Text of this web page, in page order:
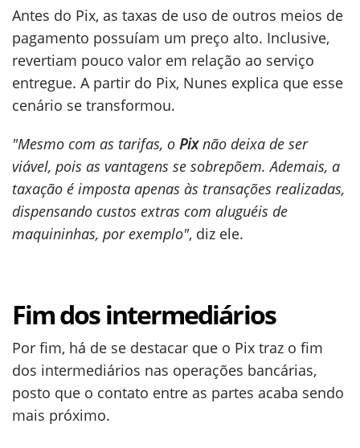
Antes do Pix, as taxas de uso de outros meios de
pagamento possuíam um preço alto. Inclusive,
revertiam pouco valor em relação ao serviço
entregue. A partir do Pix, Nunes explica que esse
cenário se transformou.
"Mesmo com as tarifas, o Pixnão deixa de ser
viável, pois as vantagens se sobrepõem. Ademais, a
taxação é imposta apenas às transações realizadas,
dispensando custos extras com aluguéis de
maquininhas, por exemplo", diz ele.
Fim dos intermediários
Por fim, há de se destacar que o Pix traz o fim
dos intermediários nas operações bancárias,
posto que o contato entre as partes acaba sendo
mais próximo.